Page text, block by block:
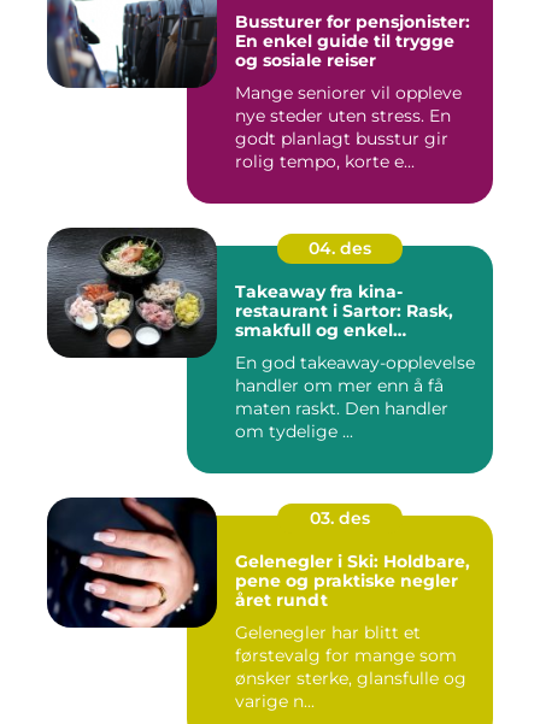
Bussturer for pensjonister:
En enkel guide til trygge
og sosiale reiser
Mange seniorer vil oppleve
nye steder uten stress. En
godt planlagt busstur gir
rolig tempo, korte e...
04. des
Takeaway fra kina-
restaurant i Sartor: Rask,
smakfull og enkel
En god takeaway-opplevelse
handler om mer enn å få
maten raskt. Den handler
om tydelige ...
03. des
Gelenegler i Ski: Holdbare,
pene og praktiske negler
året rundt
Gelenegler har blitt et
førstevalg for mange som
ønsker sterke, glansfulle og
varige n...